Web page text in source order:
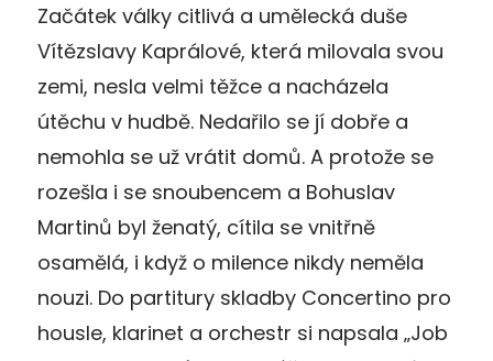
Začátek války citlivá a umělecká duše
Vítězslavy Kaprálové, která milovala svou
zemi, nesla velmi těžce a nacházela
útěchu v hudbě. Nedařilo se jí dobře a
nemohla se už vrátit domů. A protože se
rozešla i se snoubencem a Bohuslav
Martinů byl ženatý, cítila se vnitřně
osamělá, i když o milence nikdy neměla
nouzi. Do partitury skladby Concertino pro
housle, klarinet a orchestr si napsala „Job